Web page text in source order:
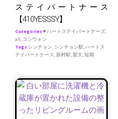
ステイパートナース
【410YESSSY】
Categories♥ ハートステイパートナーズ,
all, コシウォン
Tags シンチョン, シンチョン駅,ハートス
テイパートナース,新村駅,梨大,短期